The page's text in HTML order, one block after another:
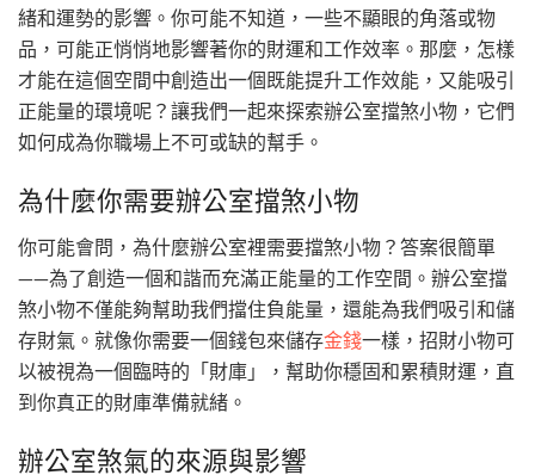
緒和運勢的影響。你可能不知道，一些不顯眼的角落或物
品，可能正悄悄地影響著你的財運和工作效率。那麼，怎樣
才能在這個空間中創造出一個既能提升工作效能，又能吸引
正能量的環境呢？讓我們一起來探索辦公室擋煞小物，它們
如何成為你職場上不可或缺的幫手。
為什麼你需要辦公室擋煞小物
你可能會問，為什麼辦公室裡需要擋煞小物？答案很簡單
——為了創造一個和諧而充滿正能量的工作空間。辦公室擋
煞小物不僅能夠幫助我們擋住負能量，還能為我們吸引和儲
存財氣。就像你需要一個錢包來儲存金錢一樣，招財小物可
以被視為一個臨時的「財庫」，幫助你穩固和累積財運，直
到你真正的財庫準備就緒。
辦公室煞氣的來源與影響